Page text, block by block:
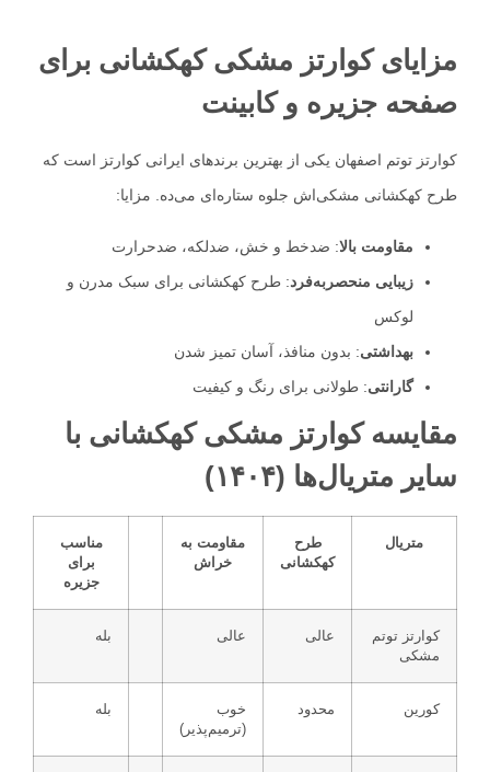
مزایای کوارتز مشکی کهکشانی برای
صفحه جزیره و کابینت
کوارتز توتم اصفهان یکی از بهترین برندهای ایرانی کوارتز است که
طرح کهکشانی مشکی‌اش جلوه ستاره‌ای می‌ده. مزایا:
مقاومت بالا: ضدخط و خش، ضدلکه، ضدحرارت
زیبایی منحصربه‌فرد: طرح کهکشانی برای سبک مدرن و
لوکس
بهداشتی: بدون منافذ، آسان تمیز شدن
گارانتی: طولانی برای رنگ و کیفیت
مقایسه کوارتز مشکی کهکشانی با
سایر متریال‌ها (۱۴۰۴)
متریال
طرح
کهکشانی
مقاومت به
خراش
مناسب
برای
جزیره
کوارتز توتم
مشکی
عالی عالی بله
کورین محدود
خوب
(ترمیم‌پذیر)
بله